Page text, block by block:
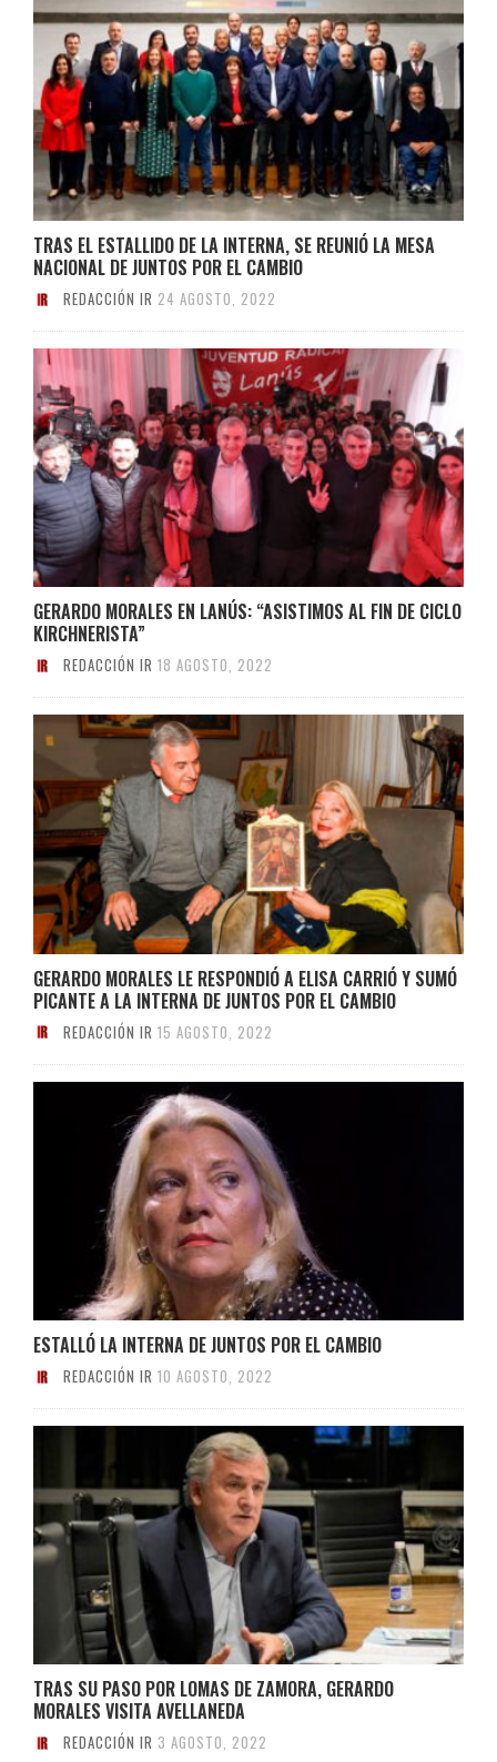
TRAS EL ESTALLIDO DE LA INTERNA, SE REUNIÓ LA MESA
NACIONAL DE JUNTOS POR EL CAMBIO
REDACCIÓN IR 24 AGOSTO, 2022
GERARDO MORALES EN LANÚS: “ASISTIMOS AL FIN DE CICLO
KIRCHNERISTA”
REDACCIÓN IR 18 AGOSTO, 2022
GERARDO MORALES LE RESPONDIÓ A ELISA CARRIÓ Y SUMÓ
PICANTE A LA INTERNA DE JUNTOS POR EL CAMBIO
REDACCIÓN IR 15 AGOSTO, 2022
ESTALLÓ LA INTERNA DE JUNTOS POR EL CAMBIO
REDACCIÓN IR 10 AGOSTO, 2022
TRAS SU PASO POR LOMAS DE ZAMORA, GERARDO
MORALES VISITA AVELLANEDA
REDACCIÓN IR 3 AGOSTO, 2022